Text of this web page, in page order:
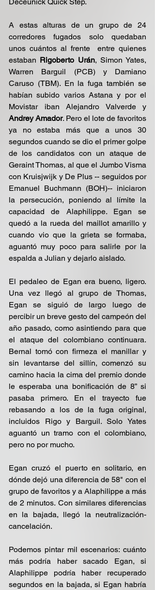
A estas alturas de un grupo de 24
corredores fugados solo quedaban
unos cuántos al frente  entre quienes
estaban Rigoberto Urán, Simon Yates,
Warren Barguil (PCB) y Damiano
Caruso (TBM). En la fuga también se
habían subido varios Astana y por el
Andrey Amador. Pero el lote de favoritos
ya no estaba más que a unos 30
segundos cuando se dio el primer golpe
de los candidatos con un ataque de
Geraint Thomas, al que el Jumbo Visma
con Kruisjwijk y De Plus -- seguidos por
Emanuel Buchmann (BOH)-- iniciaron
la persecución, poniendo al límite la
capacidad de Alaphilippe. Egan se
quedó a la rueda del maillot amarillo y
cuando vio que la grieta se formaba,
aguantó muy poco para salirle por la
espalda a Julian y dejarlo aislado.
El pedaleo de Egan era bueno, ligero.
Una vez llegó al grupo de Thomas,
Egan se siguió de largo luego de
percibir un breve gesto del campeón del
año pasado, como asintiendo para que
el ataque del colombiano continuara.
Bernal tomó con firmeza el manillar y
sin levantarse del sillín, comenzó su
camino hacia la cima del premio donde
le esperaba una bonificación de 8” si
pasaba primero. En el trayecto fue
rebasando a los de la fuga original,
incluidos Rigo y Barguil. Solo Yates
aguantó un tramo con el colombiano,
pero no por mucho.
Egan cruzó el puerto en solitario, en
dónde dejó una diferencia de 58" con el
grupo de favoritos y a Alaphilippe a más
de 2 minutos. Con similares diferencias
en la bajada, llegó la neutralización-
cancelación.
Podemos pintar mil escenarios: cuánto
más podría haber sacado Egan, si
Alaphilippe podría haber recuperado
segundos en la bajada, si Egan habría